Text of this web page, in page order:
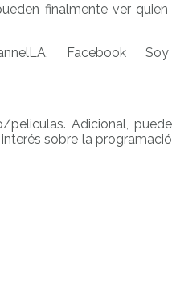
finalmente ver
Facebook
Adicional,
sobre la